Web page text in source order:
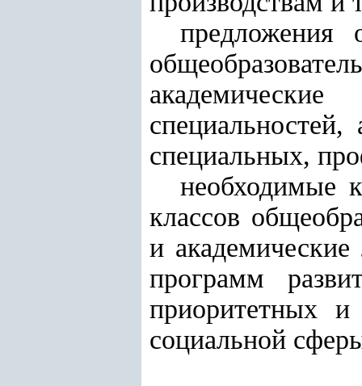
предложения
специальных,
необходимые
классов
и
программ
приоритетных и
социальной